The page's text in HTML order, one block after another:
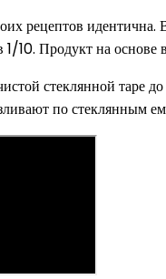
рецептов
10. Продукт на основе
стеклянной таре до
по стеклянным